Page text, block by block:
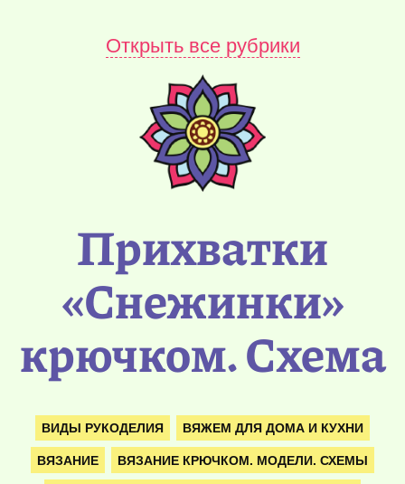
Открыть все рубрики
Прихватки
«Снежинки»
крючком. Схема
ВИДЫ РУКОДЕЛИЯ ВЯЖЕМ ДЛЯ ДОМА И КУХНИ
ВЯЗАНИЕ ВЯЗАНИЕ КРЮЧКОМ. МОДЕЛИ. СХЕМЫ